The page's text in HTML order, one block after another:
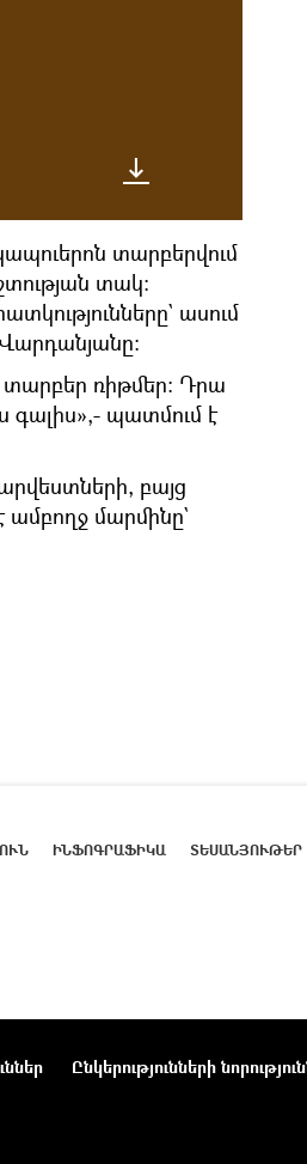
տարբերվում
տակ։
ասում
տարբեր ռիթմեր։ Դրա
պատմում է
բայց
ամբողջ մարմինը`
ԻՆՖՈԳՐԱՖԻԿԱ ՏԵՍԱՆՅՈՒԹԵՐ
Ընկերությունների